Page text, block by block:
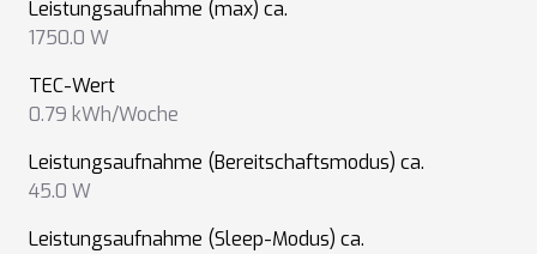
Leistungsaufnahme (max) ca.
1750.0 W
TEC-Wert
0.79 kWh/Woche
Leistungsaufnahme (Bereitschaftsmodus) ca.
45.0 W
Leistungsaufnahme (Sleep-Modus) ca.